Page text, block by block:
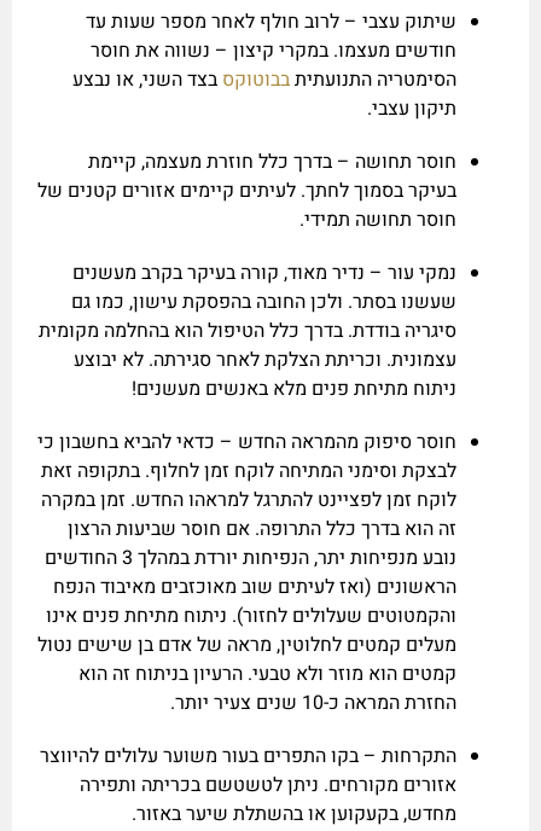
שיתוק עצבי – לרוב חולף לאחר מספר שעות עד
חודשים מעצמו. במקרי קיצון – נשווה את חוסר
הסימטריה התנועתיתבבוטוקס בצד השני, או נבצע
תיקון עצבי.
חוסר תחושה – בדרך כלל חוזרת מעצמה, קיימת
בעיקר בסמוך לחתך. לעיתים קיימים אזורים קטנים של
חוסר תחושה תמידי.
נמקי עור – נדיר מאוד, קורה בעיקר בקרב מעשנים
שעשנו בסתר. ולכן החובה בהפסקת עישון, כמו גם
סיגריה בודדת. בדרך כלל הטיפול הוא בהחלמה מקומית
עצמונית. וכריתת הצלקת לאחר סגירתה. לא יבוצע
ניתוח מתיחת פנים מלא באנשים מעשנים!
חוסר סיפוק מהמראה החדש – כדאי להביא בחשבון כי
לבצקת וסימני המתיחה לוקח זמן לחלוף. בתקופה זאת
לוקח זמן לפציינט להתרגל למראהו החדש. זמן במקרה
זה הוא בדרך כלל התרופה. אם חוסר שביעות הרצון
נובע מנפיחות יתר, הנפיחות יורדת במהלך 3 החודשים
הראשונים (ואז לעיתים שוב מאוכזבים מאיבוד הנפח
והקמטוטים שעלולים לחזור). ניתוח מתיחת פנים אינו
מעלים קמטים לחלוטין, מראה של אדם בן שישים נטול
קמטים הוא מוזר ולא טבעי. הרעיון בניתוח זה הוא
החזרת המראה כ-10 שנים צעיר יותר.
התקרחות – בקו התפרים בעור משוער עלולים להיווצר
אזורים מקורחים. ניתן לטשטשם בכריתה ותפירה
מחדש, בקעקוען או בהשתלת שיער באזור.